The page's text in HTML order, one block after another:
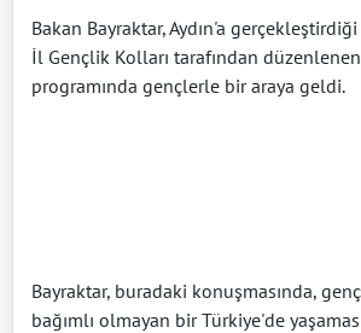
Bakan Bayraktar, Aydın'a
İl Gençlik Kolları tarafından
programında gençlerle bir araya geldi.
Bayraktar, buradaki konuşmasında,
bağımlı olmayan bir Türkiye'de